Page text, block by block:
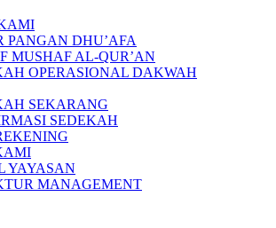
PANGAN DHU’AFA
MUSHAF AL-QUR’AN
OPERASIONAL DAKWAH
SEKARANG
SEDEKAH
YAYASAN
MANAGEMENT